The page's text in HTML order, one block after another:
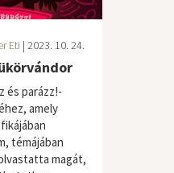
Eti | 2023. 10. 24.
és parázz!-
amely
témájában
magát,